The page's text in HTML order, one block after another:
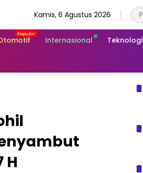
Kamis, 6 Agustus 2026
Internasional Teknologi
H